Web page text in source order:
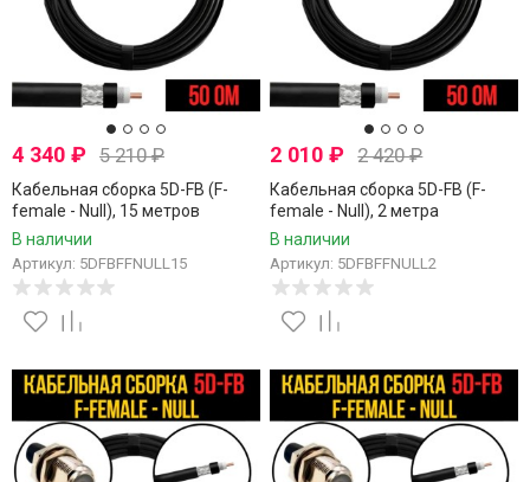
4 340 ₽ 5 210₽
Кабельная сборка 5D-FB (F-
female - Null), 15 метров
В наличии
Артикул: 5DFBFFNULL15
2 010₽ 2 420₽
Кабельная сборка 5D-FB (F-
female - Null), 2 метра
В наличии
Артикул: 5DFBFFNULL2